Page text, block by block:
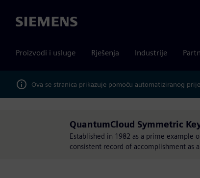
Siemens
Proizvodi i usluge Rješenja Industrije
Ova se stranica prikazuje pomoću automatiziranog
QuantumCloud Symmetric
Established in 1982 as a prime example
consistent record of accomplishment as